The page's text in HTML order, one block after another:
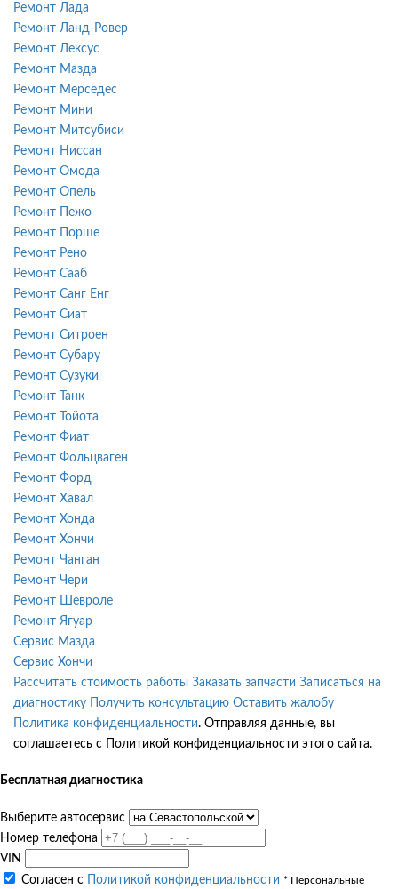
Ремонт Лада
Ремонт Ланд-Ровер
Ремонт Лексус
Ремонт Мазда
Ремонт Мерседес
Ремонт Мини
Ремонт Митсубиси
Ремонт Ниссан
Ремонт Омода
Ремонт Опель
Ремонт Пежо
Ремонт Порше
Ремонт Рено
Ремонт Сааб
Ремонт Санг Енг
Ремонт Сиат
Ремонт Ситроен
Ремонт Субару
Ремонт Сузуки
Ремонт Танк
Ремонт Тойота
Ремонт Фиат
Ремонт Фольцваген
Ремонт Форд
Ремонт Хавал
Ремонт Хонда
Ремонт Хончи
Ремонт Чанган
Ремонт Чери
Ремонт Шевроле
Ремонт Ягуар
Сервис Мазда
Сервис Хончи
Рассчитать стоимость работы Заказать запчасти Записаться на
диагностику
Получить консультацию Оставить жалобу
Политика конфиденциальности. Отправляя данные, вы
соглашаетесь с Политикой конфиденциальности этого сайта.
Бесплатная диагностика
Выберите автосервис
Номер телефона
VIN
Согласен с
Политикой конфиденциальности * Персональные